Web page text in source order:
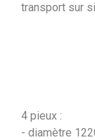
transport sur
4 pieux :
- diamètre